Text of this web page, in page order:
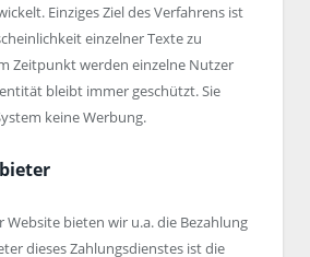
Einziges Ziel des Verfahrens ist
einzelner Texte zu
Zeitpunkt werden einzelne Nutzer
bleibt immer geschützt. Sie
keine Werbung.
Website bieten wir u.a. die Bezahlung
dieses Zahlungsdienstes ist die